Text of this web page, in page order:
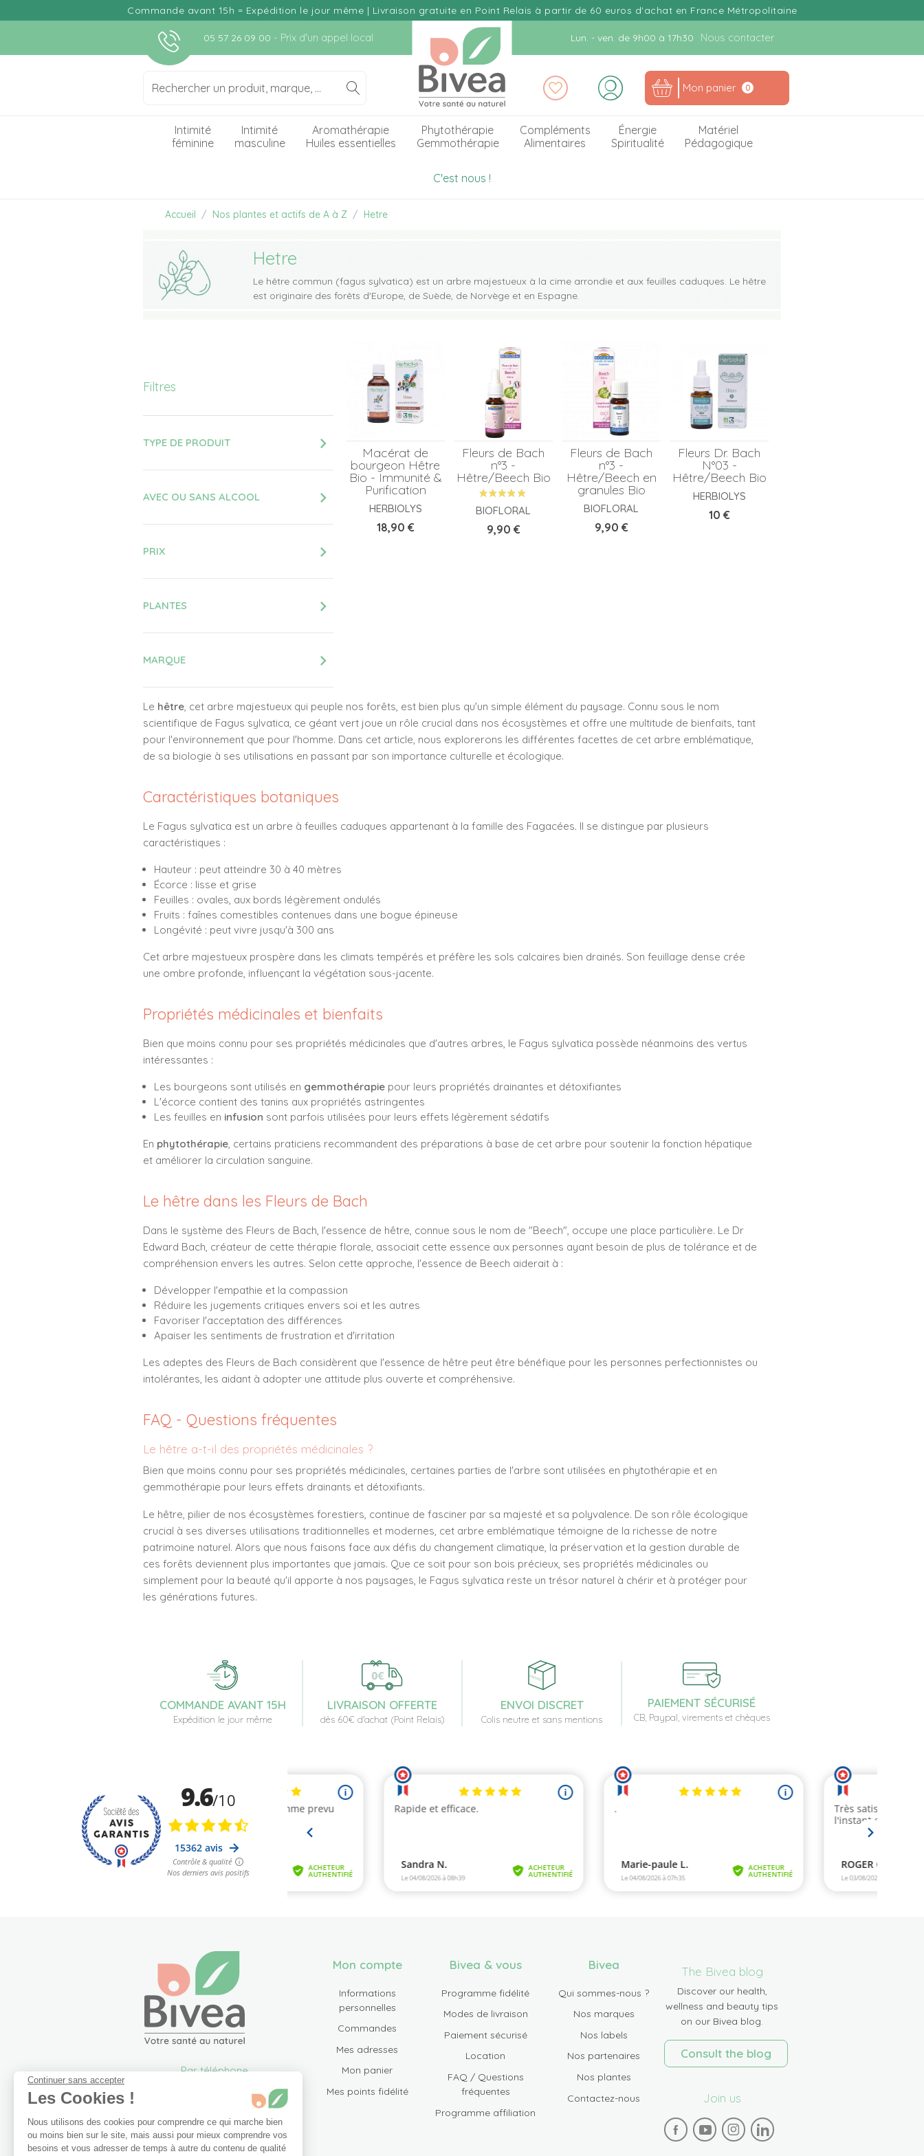
Commande avant 15h = Expédition le jour même | Livraison gratuite en Point Relais à partir de 60 euros d'achat en France Métropolitaine
05 57 26 09 00 - Prix d'un appel local Lun. - ven. de 9h00 à 17h30 Nous contacter
Mon panier 0
Intimité
féminine
Intimité
masculine
Aromathérapie
Huiles essentielles
Phytothérapie
Gemmothérapie
Compléments
Alimentaires
Énergie
Spiritualité
Matériel
Pédagogique
C'est nous !
Accueil Nos plantes et actifs de A à Z Hetre
Hetre
Le hêtre commun (fagus sylvatica) est un arbre majestueux à la cime arrondie et aux feuilles caduques. Le hêtre
est originaire des forêts d'Europe, de Suède, de Norvège et en Espagne.
Filtres
TYPE DE PRODUIT chevron_right
AVEC OU SANS ALCOOL chevron_right
PRIX chevron_right
PLANTES chevron_right
MARQUE chevron_right
Macérat de
bourgeon Hêtre
Bio - Immunité &
Purification
HERBIOLYS
Prix
18,90 €
Fleurs de Bach
n°3 -
Hêtre/Beech Bio
BIOFLORAL
Prix
9,90 €
Fleurs de Bach
n°3 -
Hêtre/Beech en
granules Bio
BIOFLORAL
Prix
9,90 €
Fleurs Dr. Bach
N°03 -
Hêtre/Beech Bio
HERBIOLYS
Prix
10 €
Le hêtre, cet arbre majestueux qui peuple nos forêts, est bien plus qu'un simple élément du paysage. Connu sous le nom
scientifique de Fagus sylvatica, ce géant vert joue un rôle crucial dans nos écosystèmes et offre une multitude de bienfaits, tant
pour l'environnement que pour l'homme. Dans cet article, nous explorerons les différentes facettes de cet arbre emblématique,
de sa biologie à ses utilisations en passant par son importance culturelle et écologique.
Caractéristiques botaniques
Le Fagus sylvatica est un arbre à feuilles caduques appartenant à la famille des Fagacées. Il se distingue par plusieurs
caractéristiques :
Hauteur : peut atteindre 30 à 40 mètres
Écorce : lisse et grise
Feuilles : ovales, aux bords légèrement ondulés
Fruits : faînes comestibles contenues dans une bogue épineuse
Longévité : peut vivre jusqu'à 300 ans
Cet arbre majestueux prospère dans les climats tempérés et préfère les sols calcaires bien drainés. Son feuillage dense crée
une ombre profonde, influençant la végétation sous-jacente.
Propriétés médicinales et bienfaits
Bien que moins connu pour ses propriétés médicinales que d'autres arbres, le Fagus sylvatica possède néanmoins des vertus
intéressantes :
Les bourgeons sont utilisés en gemmothérapie pour leurs propriétés drainantes et détoxifiantes
L'écorce contient des tanins aux propriétés astringentes
Les feuilles en infusion sont parfois utilisées pour leurs effets légèrement sédatifs
En phytothérapie, certains praticiens recommandent des préparations à base de cet arbre pour soutenir la fonction hépatique
et améliorer la circulation sanguine.
Le hêtre dans les Fleurs de Bach
Dans le système des Fleurs de Bach, l'essence de hêtre, connue sous le nom de "Beech", occupe une place particulière. Le Dr
Edward Bach, créateur de cette thérapie florale, associait cette essence aux personnes ayant besoin de plus de tolérance et de
compréhension envers les autres. Selon cette approche, l'essence de Beech aiderait à :
Développer l'empathie et la compassion
Réduire les jugements critiques envers soi et les autres
Favoriser l'acceptation des différences
Apaiser les sentiments de frustration et d'irritation
Les adeptes des Fleurs de Bach considèrent que l'essence de hêtre peut être bénéfique pour les personnes perfectionnistes ou
intolérantes, les aidant à adopter une attitude plus ouverte et compréhensive.
FAQ - Questions fréquentes
Le hêtre a-t-il des propriétés médicinales ?
Bien que moins connu pour ses propriétés médicinales, certaines parties de l'arbre sont utilisées en phytothérapie et en
gemmothérapie pour leurs effets drainants et détoxifiants.
Le hêtre, pilier de nos écosystèmes forestiers, continue de fasciner par sa majesté et sa polyvalence. De son rôle écologique
crucial à ses diverses utilisations traditionnelles et modernes, cet arbre emblématique témoigne de la richesse de notre
patrimoine naturel. Alors que nous faisons face aux défis du changement climatique, la préservation et la gestion durable de
ces forêts deviennent plus importantes que jamais. Que ce soit pour son bois précieux, ses propriétés médicinales ou
simplement pour la beauté qu'il apporte à nos paysages, le Fagus sylvatica reste un trésor naturel à chérir et à protéger pour
les générations futures.
COMMANDE AVANT 15H
Expédition le jour même
LIVRAISON OFFERTE
dès 60€ d'achat (Point Relais)
ENVOI DISCRET
Colis neutre et sans mentions
PAIEMENT SÉCURISÉ
CB, Paypal, virements et chèques
Par téléphone
info@bivea.com
6 rue du Solarium
33170 Gradignan
France Métropolitaine
Mon compte
Informations
personnelles
Commandes
Mes adresses
Mon panier
Mes points fidélité
Bivea & vous
Programme fidélité
Modes de livraison
Paiement sécurisé
Location
FAQ / Questions
fréquentes
Programme affiliation
Bivea
Qui sommes-nous ?
Nos marques
Nos labels
Nos partenaires
Nos plantes
Contactez-nous
The Bivea blog
Discover our health,
wellness and beauty tips
on our Bivea blog.
Consult the blog
Join us
Continuer sans accepter
Les Cookies !
Nous utilisons des cookies pour comprendre ce qui marche bien
ou moins bien sur le site, mais aussi pour mieux comprendre vos
besoins et vous adresser de temps à autre du contenu de qualité